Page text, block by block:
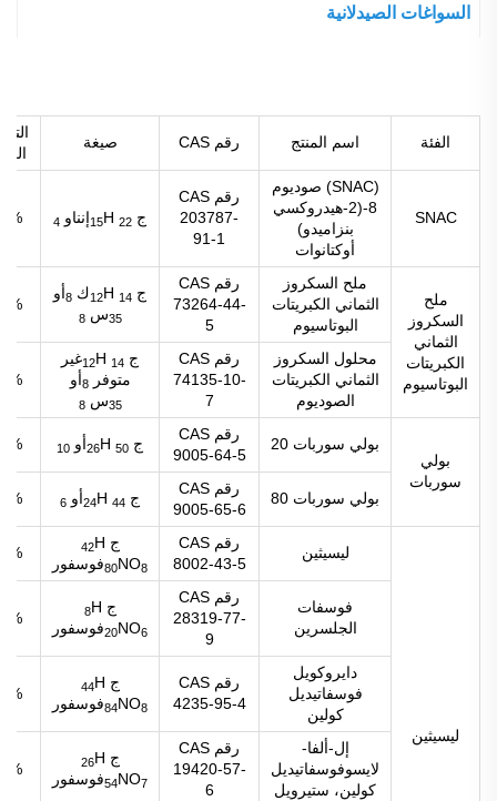
السواغات الصيدلانية
الفئة اسم المنتج رقم CAS صيغة
SNAC
(SNAC) صوديوم
8-(2-هيدروكسي
بنزاميدو)
أوكتانوات
رقم CAS
203787-
91-1
ج 15H 22 إنناو 4
ملح
السكروز
الثماني
الكبريتات
البوتاسيوم
ملح السكروز
الثماني الكبريتات
البوتاسيوم
رقم CAS
73264-44-
5
ج 12H 14 ك 8أو
35س8
محلول السكروز
الثماني الكبريتات
الصوديوم
رقم CAS
74135-10-
7
ج 12H 14
غير
متوفر8أو
35س8
بولي
سوربات
بولي سوربات 20
رقم CAS
9005-64-5
ج 26H 50 أو 10
بولي سوربات 80
رقم CAS
9005-65-6
ج 24H 44 أو 6
ليسيثين
ليسيثين
رقم CAS
8002-43-5
ج 42H
80NO8 فوسفور
فوسفات
الجلسرين
رقم CAS
28319-77-
9
ج 8H
20NO6 فوسفور
دايروكويل
فوسفاتيديل
كولين
رقم CAS
4235-95-4
ج 44H
84NO8 فوسفور
إل-ألفا-
لايسوفوسفاتيديل
كولين، ستيرويل
رقم CAS
19420-57-
6
ج 26H
54NO7 فوسفور